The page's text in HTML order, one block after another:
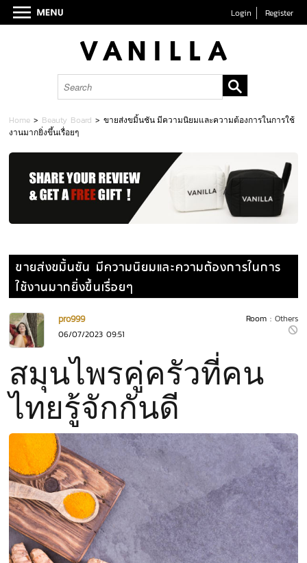
Login Register
Home > Beauty Board >ขายส่งขมิ้นชัน มีความนิยมและความต้องการในการใช้
งานมากยิ่งขึ้นเรื่อยๆ
ขายส่งขมิ้นชัน มีความนิยมและความต้องการในการ
ใช้งานมากยิ่งขึ้นเรื่อยๆ
Room : Others
pro999
06/07/2023 09:51
สมุนไพรคู่ครัวที่คน
ไทยรู้จักกันดี